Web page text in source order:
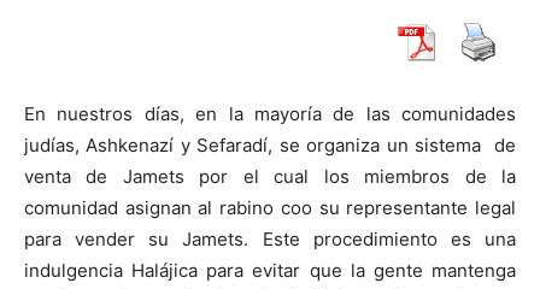
En nuestros días, en la mayoría de las comunidades
judías, Ashkenazí y Sefaradí, se organiza un sistema de
venta de Jamets por el cual los miembros de la
comunidad asignan al rabino coo su representante legal
para vender su Jamets. Este procedimiento es una
indulgencia Halájica para evitar que la gente mantenga